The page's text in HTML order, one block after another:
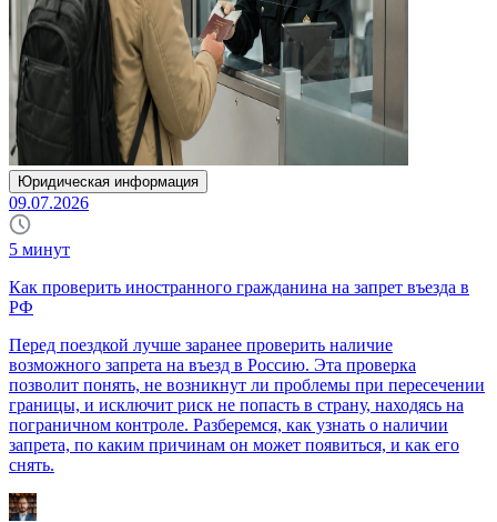
Юридическая информация
09.07.2026
5 минут
Как проверить иностранного гражданина на запрет въезда в
РФ
Перед поездкой лучше заранее проверить наличие
возможного запрета на въезд в Россию. Эта проверка
позволит понять, не возникнут ли проблемы при пересечении
границы, и исключит риск не попасть в страну, находясь на
пограничном контроле. Разберемся, как узнать о наличии
запрета, по каким причинам он может появиться, и как его
снять.